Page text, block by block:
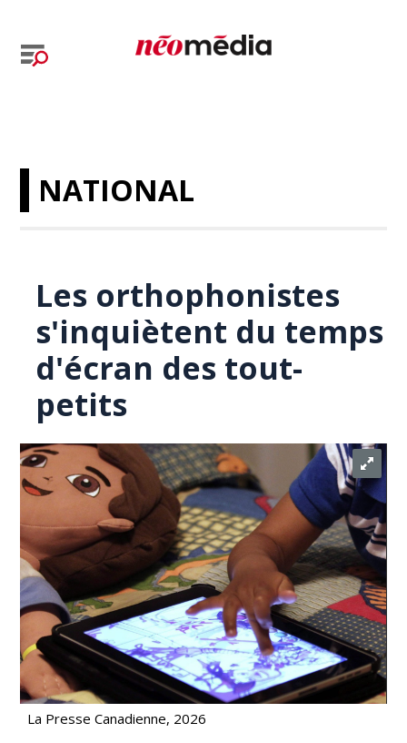
NATIONAL
Les orthophonistes
s'inquiètent du temps
d'écran des tout-
petits
La Presse Canadienne, 2026